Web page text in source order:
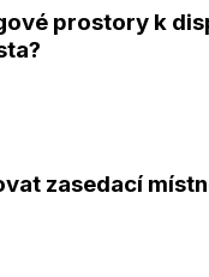
prostory k
zasedací